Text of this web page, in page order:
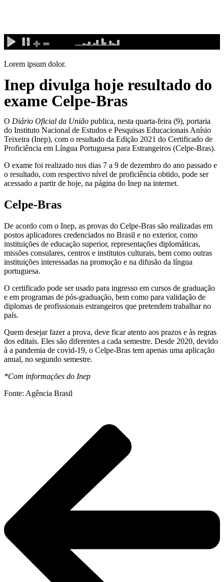
conteúdo
Lorem ipsum dolor.
Inep divulga hoje resultado do
exame Celpe-Bras
O Diário Oficial da União publica, nesta quarta-feira (9), portaria
do Instituto Nacional de Estudos e Pesquisas Educacionais Anísio
Teixeira (Inep), com o resultado da Edição 2021 do Certificado de
Proficiência em Língua Portuguesa para Estrangeiros (Celpe-Bras).
O exame foi realizado nos dias 7 a 9 de dezembro do ano passado e
o resultado, com respectivo nível de proficiência obtido, pode ser
acessado a partir de hoje, na página do Inep na internet.
Celpe-Bras
De acordo com o Inep, as provas do Celpe-Bras são realizadas em
postos aplicadores credenciados no Brasil e no exterior, como
instituições de educação superior, representações diplomáticas,
missões consulares, centros e institutos culturais, bem como outras
instituições interessadas na promoção e na difusão da língua
portuguesa.
O certificado pode ser usado para ingresso em cursos de graduação
e em programas de pós-graduação, bem como para validação de
diplomas de profissionais estrangeiros que pretendem trabalhar no
país.
Quem desejar fazer a prova, deve ficar atento aos prazos e às regras
dos editais. Eles são diferentes a cada semestre. Desde 2020, devido
à a pandemia de covid-19, o Celpe-Bras tem apenas uma aplicação
anual, no segundo semestre.
*Com informações do Inep
Fonte: Agência Brasil